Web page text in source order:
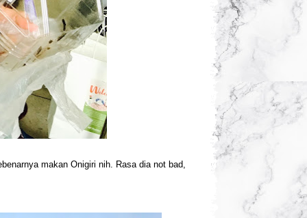
makan Onigiri nih. Rasa dia not bad,